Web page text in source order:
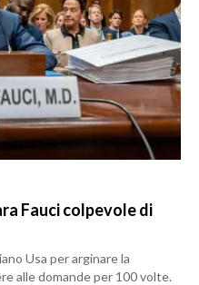
Fauci colpevole di
Usa per arginare la
alle domande per 100 volte.